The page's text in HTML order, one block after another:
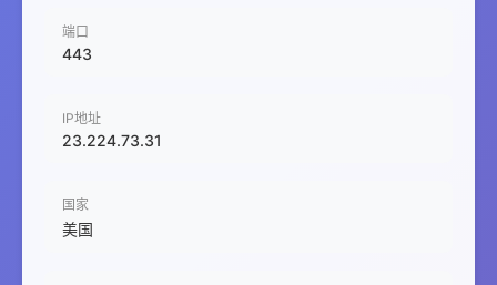
端口
443
IP地址
23.224.73.31
国家
美国